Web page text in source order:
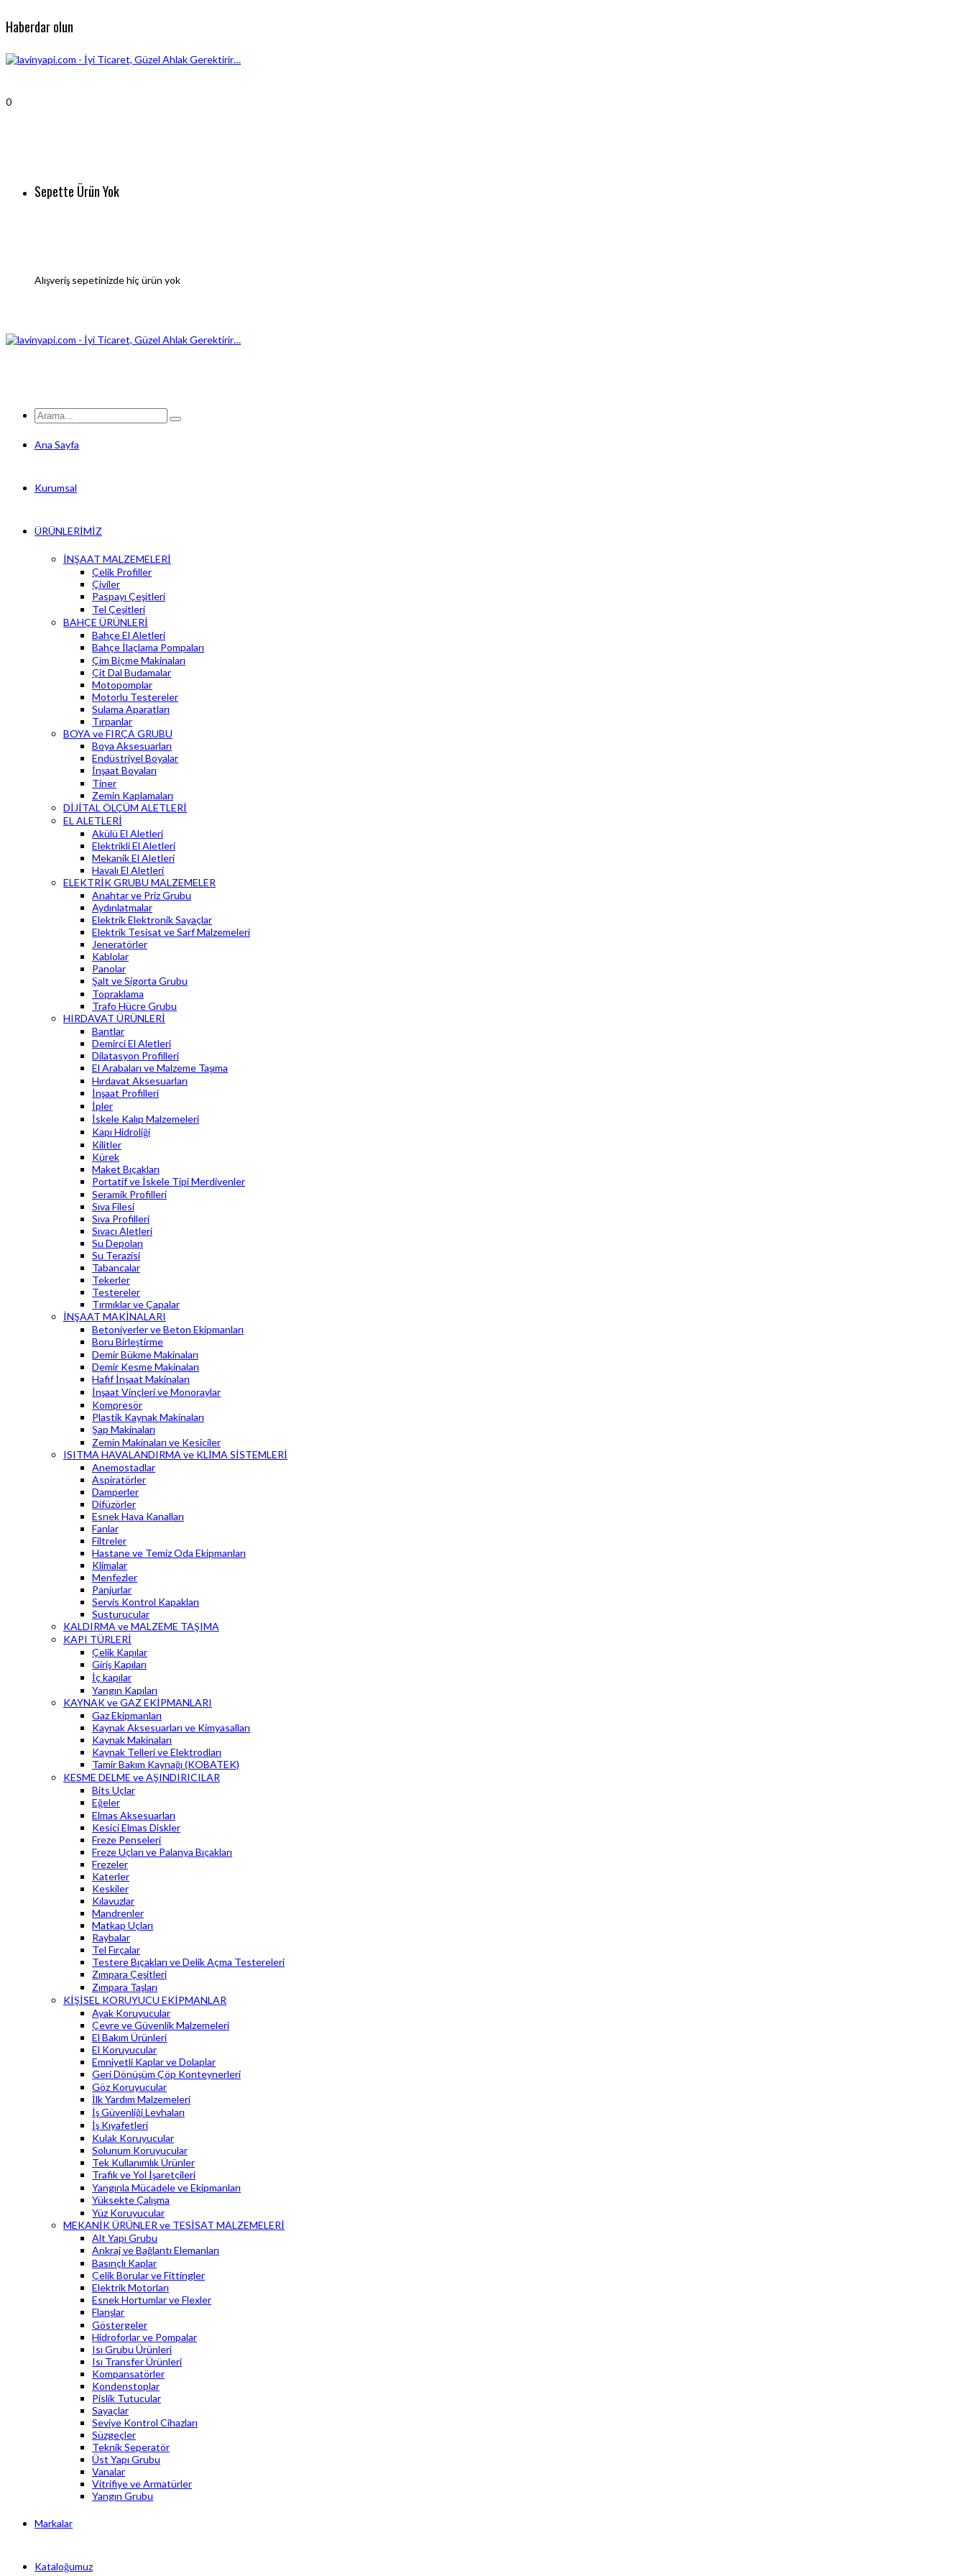
Haberdar olun
0
Sepette Ürün Yok
Alışveriş sepetinizde hiç ürün yok
Ana Sayfa
Kurumsal
ÜRÜNLERİMİZ
İNŞAAT MALZEMELERİ
Çelik Profiller
Çiviler
Paspayı Çeşitleri
Tel Çeşitleri
BAHÇE ÜRÜNLERİ
Bahçe El Aletleri
Bahçe İlaçlama Pompaları
Çim Biçme Makinaları
Çit Dal Budamalar
Motopomplar
Motorlu Testereler
Sulama Aparatları
Tırpanlar
BOYA ve FIRÇA GRUBU
Boya Aksesuarları
Endüstriyel Boyalar
İnşaat Boyaları
Tiner
Zemin Kaplamaları
DİJİTAL ÖLÇÜM ALETLERİ
EL ALETLERİ
Akülü El Aletleri
Elektrikli El Aletleri
Mekanik El Aletleri
Havalı El Aletleri
ELEKTRİK GRUBU MALZEMELER
Anahtar ve Priz Grubu
Aydınlatmalar
Elektrik Elektronik Sayaçlar
Elektrik Tesisat ve Sarf Malzemeleri
Jeneratörler
Kablolar
Panolar
Şalt ve Sigorta Grubu
Topraklama
Trafo Hücre Grubu
HIRDAVAT ÜRÜNLERİ
Bantlar
Demirci El Aletleri
Dilatasyon Profilleri
El Arabaları ve Malzeme Taşıma
Hırdavat Aksesuarları
İnşaat Profilleri
İpler
İskele Kalıp Malzemeleri
Kapı Hidroliği
Kilitler
Kürek
Maket Bıçakları
Portatif ve İskele Tipi Merdivenler
Seramik Profilleri
Sıva Filesi
Sıva Profilleri
Sıvacı Aletleri
Su Depoları
Su Terazisi
Tabancalar
Tekerler
Testereler
Tırmıklar ve Çapalar
İNŞAAT MAKİNALARI
Betoniyerler ve Beton Ekipmanları
Boru Birleştirme
Demir Bükme Makinaları
Demir Kesme Makinaları
Hafif İnşaat Makinaları
İnşaat Vinçleri ve Monoraylar
Kompresör
Plastik Kaynak Makinaları
Şap Makinaları
Zemin Makinaları ve Kesiciler
ISITMA HAVALANDIRMA ve KLİMA SİSTEMLERİ
Anemostadlar
Aspiratörler
Damperler
Difüzörler
Esnek Hava Kanalları
Fanlar
Filtreler
Hastane ve Temiz Oda Ekipmanları
Klimalar
Menfezler
Panjurlar
Servis Kontrol Kapakları
Susturucular
KALDIRMA ve MALZEME TAŞIMA
KAPI TÜRLERİ
Çelik Kapılar
Giriş Kapıları
İç kapılar
Yangın Kapıları
KAYNAK ve GAZ EKİPMANLARI
Gaz Ekipmanları
Kaynak Aksesuarları ve Kimyasalları
Kaynak Makinaları
Kaynak Telleri ve Elektrodları
Tamir Bakım Kaynağı (KOBATEK)
KESME DELME ve AŞINDIRICILAR
Bits Uçlar
Eğeler
Elmas Aksesuarları
Kesici Elmas Diskler
Freze Penseleri
Freze Uçları ve Palanya Bıçakları
Frezeler
Katerler
Keskiler
Kılavuzlar
Mandrenler
Matkap Uçları
Raybalar
Tel Fırçalar
Testere Bıçakları ve Delik Açma Testereleri
Zımpara Çeşitleri
Zımpara Taşları
KİŞİSEL KORUYUCU EKİPMANLAR
Ayak Koruyucular
Çevre ve Güvenlik Malzemeleri
El Bakım Ürünleri
El Koruyucular
Emniyetli Kaplar ve Dolaplar
Geri Dönüşüm Çöp Konteynerleri
Göz Koruyucular
İlk Yardım Malzemeleri
İş Güvenliği Levhaları
İş Kıyafetleri
Kulak Koruyucular
Solunum Koruyucular
Tek Kullanımlık Ürünler
Trafik ve Yol İşaretçileri
Yangınla Mücadele ve Ekipmanları
Yüksekte Çalışma
Yüz Koruyucular
MEKANİK ÜRÜNLER ve TESİSAT MALZEMELERİ
Alt Yapı Grubu
Ankraj ve Bağlantı Elemanları
Basınçlı Kaplar
Çelik Borular ve Fittingler
Elektrik Motorları
Esnek Hortumlar ve Flexler
Flanşlar
Göstergeler
Hidroforlar ve Pompalar
Isı Grubu Ürünleri
Isı Transfer Ürünleri
Kompansatörler
Kondenstoplar
Pislik Tutucular
Sayaçlar
Seviye Kontrol Cihazları
Süzgeçler
Teknik Seperatör
Üst Yapı Grubu
Vanalar
Vitrifiye ve Armatürler
Yangın Grubu
Markalar
Kataloğumuz